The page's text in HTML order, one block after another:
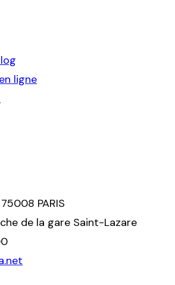
ligne
PARIS
de la gare Saint-Lazare